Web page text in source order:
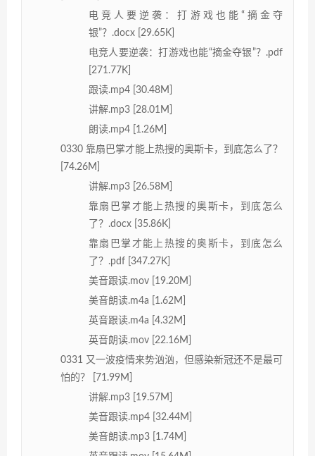
电竞人要逆袭：打游戏也能“摘金夺
银”？.docx [29.65K]
电竞人要逆袭：打游戏也能“摘金夺银”？.pdf
[271.77K]
跟读.mp4 [30.48M]
讲解.mp3 [28.01M]
朗读.mp4 [1.26M]
0330 靠扇巴掌才能上热搜的奥斯卡，到底怎么了？
[74.26M]
讲解.mp3 [26.58M]
靠扇巴掌才能上热搜的奥斯卡，到底怎么
了？.docx [35.86K]
靠扇巴掌才能上热搜的奥斯卡，到底怎么
了？.pdf [347.27K]
美音跟读.mov [19.20M]
美音朗读.m4a [1.62M]
英音跟读.m4a [4.32M]
英音朗读.mov [22.16M]
0331 又一波疫情来势汹汹，但感染新冠还不是最可
怕的？ [71.99M]
讲解.mp3 [19.57M]
美音跟读.mp4 [32.44M]
美音朗读.mp3 [1.74M]